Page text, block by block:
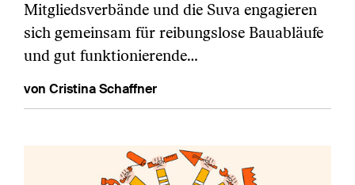
Mitgliedsverbände und die Suva engagieren
sich gemeinsam für reibungslose Bauabläufe
und gut funktionierende…
von Cristina Schaffner